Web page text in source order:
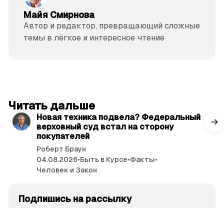
Майя Смирнова
Автор и редактор, превращающий сложные
темы в лёгкое и интересное чтение
Читать дальше
Новая техника подвела? Федеральный
верховный суд встал на сторону
покупателей
Роберт Браун
04.08.2026•Быть в Курсе•Факты•
Человек и Закон
Подпишись на рассылку